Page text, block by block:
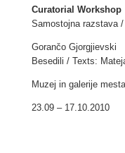
Curatorial Workshop
Samostojna razstava
Gorančo Gjorgjievski
Besedili / Texts:
Muzej in galerije
23.09 – 17.10.2010